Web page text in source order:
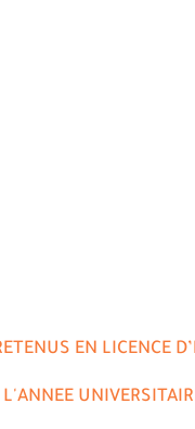
EN LICENCE